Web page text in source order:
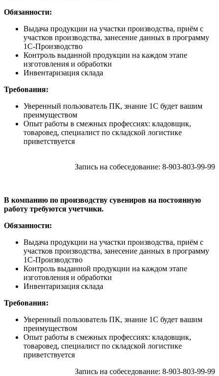
Обязанности:
Выдача продукции на участки производства, приём с
участков производства, занесение данных в программу
1С-Производство
Контроль выданной продукции на каждом этапе
изготовления и обработки
Инвентаризация склада
Требования:
Уверенный пользователь ПК, знание 1С будет вашим
преимуществом
Опыт работы в смежных профессиях: кладовщик,
товаровед, специалист по складской логистике
приветствуется
Запись на собеседование: 8-903-803-99-99
В компанию по производству сувениров на постоянную
работу требуются учетчики.
Обязанности:
Выдача продукции на участки производства, приём с
участков производства, занесение данных в программу
1С-Производство
Контроль выданной продукции на каждом этапе
изготовления и обработки
Инвентаризация склада
Требования:
Уверенный пользователь ПК, знание 1С будет вашим
преимуществом
Опыт работы в смежных профессиях: кладовщик,
товаровед, специалист по складской логистике
приветствуется
Запись на собеседование: 8-903-803-99-99